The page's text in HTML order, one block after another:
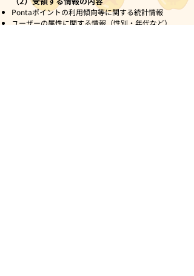
Pontaポイントの利用傾向等に関する統計情報
ユーザーの属性に関する情報（性別・年代など）